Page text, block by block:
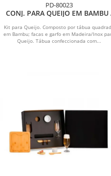
PD-80023
CONJ. PARA QUEIJO EM BAMBU
Kit para Queijo. Composto por tábua
em Bambu; facas e garfo em Madeira/Inox
Queijo. Tábua confeccionada com...